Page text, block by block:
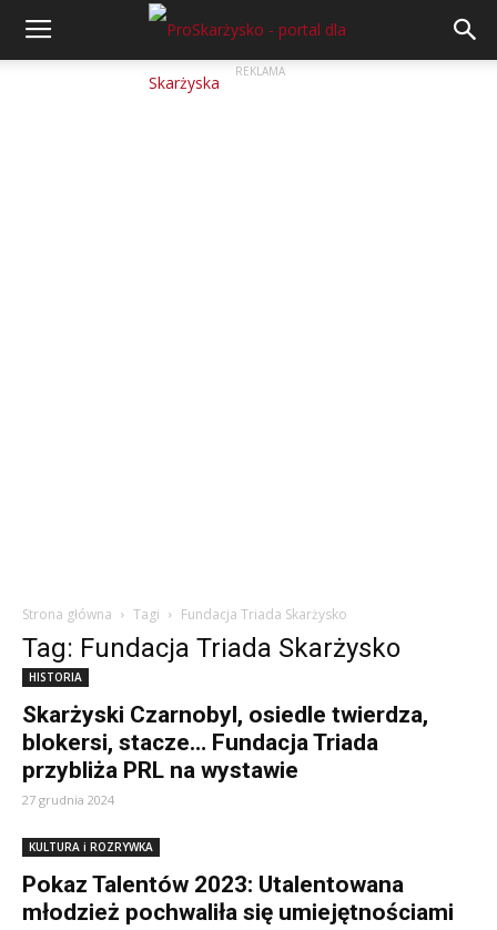
REKLAMA
Strona główna Tagi Fundacja Triada Skarżysko
Tag: Fundacja Triada Skarżysko
HISTORIA
Skarżyski Czarnobyl, osiedle twierdza,
blokersi, stacze… Fundacja Triada
przybliża PRL na wystawie
27 grudnia 2024
KULTURA i ROZRYWKA
Pokaz Talentów 2023: Utalentowana
młodzież pochwaliła się umiejętnościami